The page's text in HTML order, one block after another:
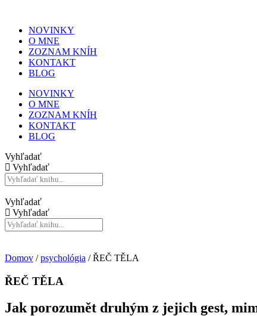
NOVINKY
O MNE
ZOZNAM KNÍH
KONTAKT
BLOG
NOVINKY
O MNE
ZOZNAM KNÍH
KONTAKT
BLOG
Vyhľadať
Vyhľadať
Vyhľadať
Vyhľadať
Domov /psychológia / ŘEČ TĚLA
ŘEČ TĚLA
Jak porozumět druhým z jejich gest,